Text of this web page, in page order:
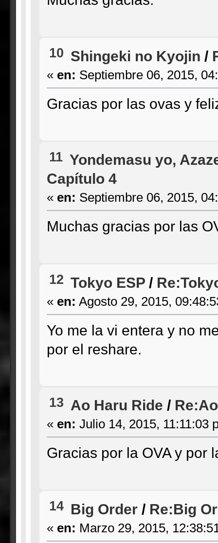
10 Shingeki no Kyojin /
« en: Septiembre 06, 2015,
Gracias por las ovas y
11 Yondemasu yo,
Capítulo 4
« en: Septiembre 06, 2015,
Muchas gracias por las
12 Tokyo ESP/
« en: Agosto 29, 2015,
Yo me la vi entera y no
por el reshare.
13 Ao Haru Ride /
« en: Julio 14, 2015, 11:11:03
Gracias por la OVA y por
14 Big Order/ Re:Big
« en: Marzo 29, 2015,